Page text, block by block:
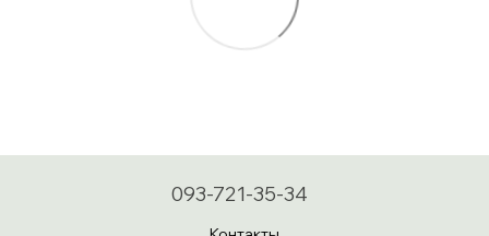
093-721-35-34